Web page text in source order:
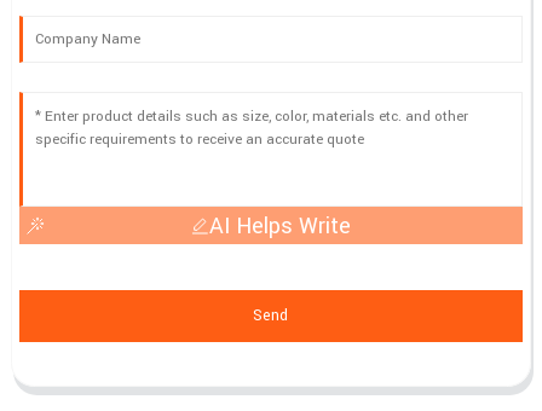
AI Helps Write
Send